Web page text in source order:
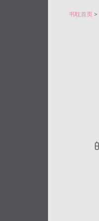
书耽首页>